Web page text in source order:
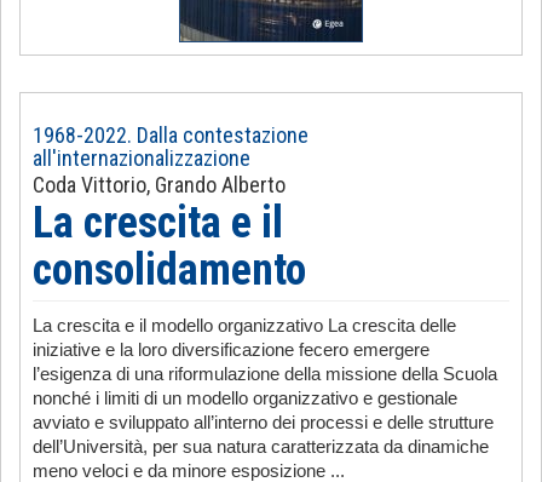
1968-2022. Dalla contestazione
all'internazionalizzazione
Coda Vittorio, Grando Alberto
La crescita e il
consolidamento
La crescita e il modello organizzativo La crescita delle
iniziative e la loro diversificazione fecero emergere
l’esigenza di una riformulazione della missione della Scuola
nonché i limiti di un modello organizzativo e gestionale
avviato e sviluppato all’interno dei processi e delle strutture
dell’Università, per sua natura caratterizzata da dinamiche
meno veloci e da minore esposizione ...